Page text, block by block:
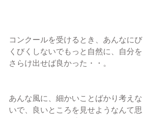
コンクールを受けるとき、あんなにび
くびくしないでもっと自然に、自分を
さらけ出せば良かった・・。
あんな風に、細かいことばかり考えな
いで、良いところを見せようなんて思